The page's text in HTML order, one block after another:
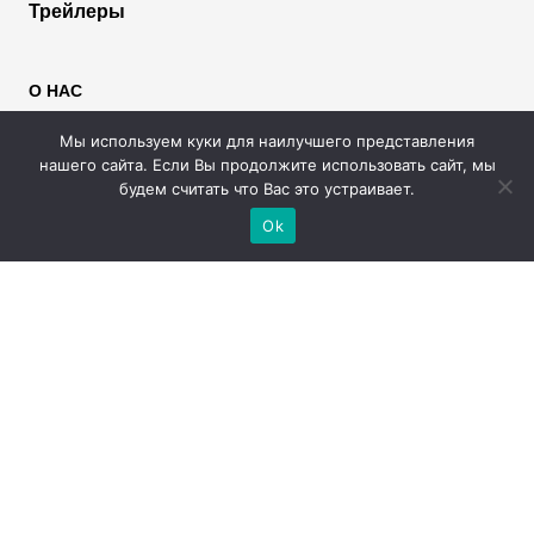
Трейлеры
О НАС
Правообладателям
Размещение рекламы
Мы используем куки для наилучшего представления
нашего сайта. Если Вы продолжите использовать сайт, мы
будем считать что Вас это устраивает.
Ok